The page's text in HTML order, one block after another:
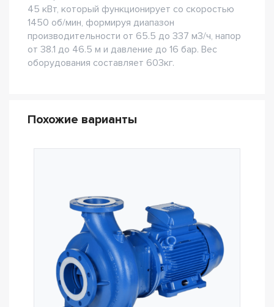
45 кВт, который функционирует со скоростью
1450 об/мин, формируя диапазон
производительности от 65.5 до 337 м3/ч, напор
от 38.1 до 46.5 м и давление до 16 бар. Вес
оборудования составляет 603кг.
Похожие варианты